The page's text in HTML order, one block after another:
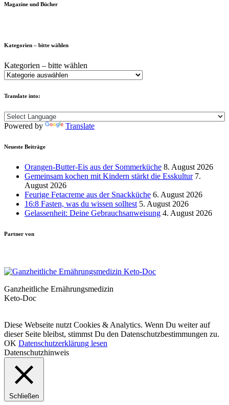
Magazine und Bücher
Kategorien – bitte wählen
Kategorien – bitte wählen
Translate into:
Powered by Translate
Neueste Beiträge
Orangen-Butter-Eis aus der Sommerküche 8. August 2026
Gemeinsam kochen mit Kindern stärkt die Esskultur 7.
August 2026
Feurige Fetacreme aus der Snackküche 6. August 2026
16:8 Fasten, was du wissen solltest 5. August 2026
Gelassenheit: Deine Gebrauchsanweisung 4. August 2026
Partner von
Ganzheitliche Ernährungsmedizin
Keto-Doc
Diese Webseite nutzt Cookies & Analytics. Wenn Du weiter auf
dieser Seite bleibst, stimmst Du den Datenschutzbestimmungen zu.
OK Datenschutzerklärung lesen
Datenschutzhinweis
Schließen